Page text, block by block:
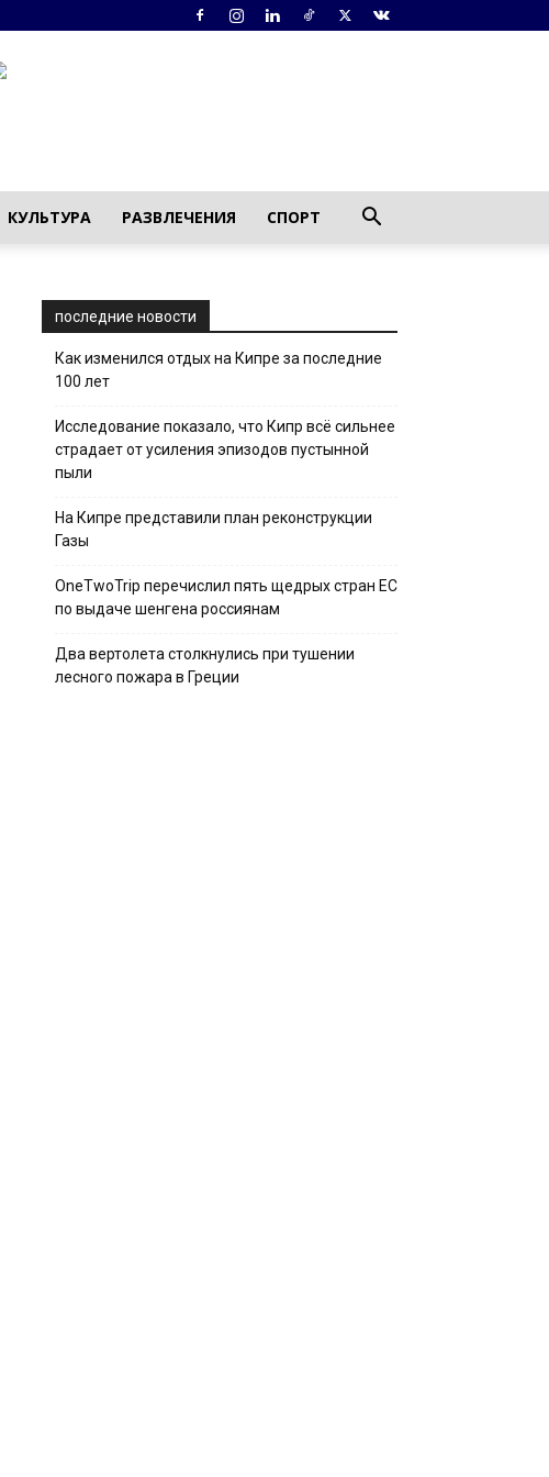
КУЛЬТУРА РАЗВЛЕЧЕНИЯ СПОРТ
последние новости
Как изменился отдых на Кипре за последние
100 лет
Исследование показало, что Кипр всё сильнее
страдает от усиления эпизодов пустынной
пыли
На Кипре представили план реконструкции
Газы
OneTwoTrip перечислил пять щедрых стран ЕС
по выдаче шенгена россиянам
Два вертолета столкнулись при тушении
лесного пожара в Греции